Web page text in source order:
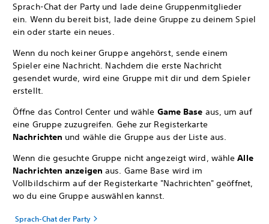
Sprach-Chat der Party und lade deine Gruppenmitglieder
ein. Wenn du bereit bist, lade deine Gruppe zu deinem Spiel
ein oder starte ein neues.
Wenn du noch keiner Gruppe angehörst, sende einem
Spieler eine Nachricht. Nachdem die erste Nachricht
gesendet wurde, wird eine Gruppe mit dir und dem Spieler
erstellt.
Öffne das Control Center und wähle Game Base aus, um auf
eine Gruppe zuzugreifen. Gehe zur Registerkarte
Nachrichten und wähle die Gruppe aus der Liste aus.
Wenn die gesuchte Gruppe nicht angezeigt wird, wähleAlle
Nachrichten anzeigen aus. Game Base wird im
Vollbildschirm auf der Registerkarte "Nachrichten" geöffnet,
wo du eine Gruppe auswählen kannst.
Sprach-Chat der Party